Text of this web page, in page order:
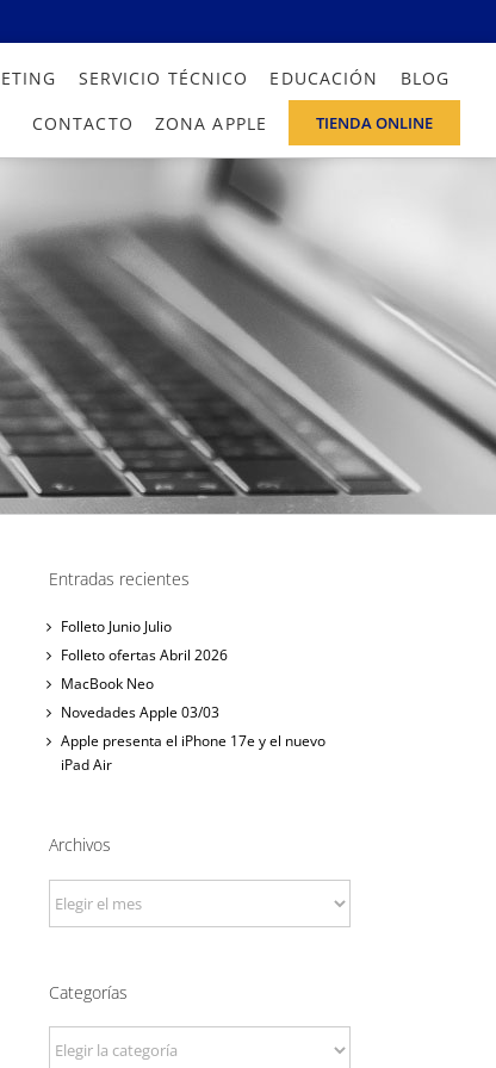
SERVICIO TÉCNICO EDUCACIÓN
BLOG
CONTACTO
ZONA APPLE TIENDA ONLINE
Entradas recientes
Folleto Junio Julio
Folleto ofertas Abril 2026
MacBook Neo
Novedades Apple 03/03
Apple presenta el iPhone 17e y el nuevo
iPad Air
Archivos
Archivos
Categorías
Categorías